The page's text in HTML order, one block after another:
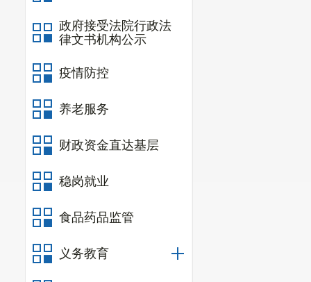
政府接受法院行政法
律文书机构公示
疫情防控
养老服务
财政资金直达基层
稳岗就业
食品药品监管
义务教育